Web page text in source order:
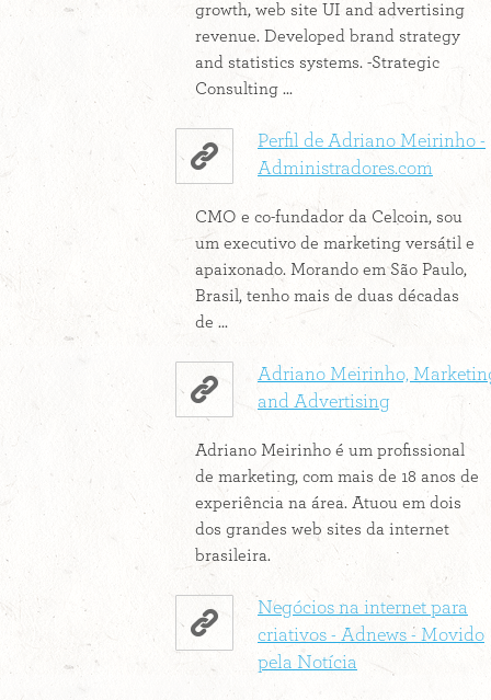
growth, web site UI and advertising
revenue. Developed brand strategy
and statistics systems. -Strategic
Consulting ...
Perfil de Adriano Meirinho -
Administradores.com
CMO e co-fundador da Celcoin, sou
um executivo de marketing versátil e
apaixonado. Morando em São Paulo,
Brasil, tenho mais de duas décadas
de ...
Adriano Meirinho,
and Advertising
Adriano Meirinho é um profissional
de marketing, com mais de 18 anos de
experiência na área. Atuou em dois
dos grandes web sites da internet
brasileira.
Negócios na internet para
criativos - Adnews - Movido
pela Notícia